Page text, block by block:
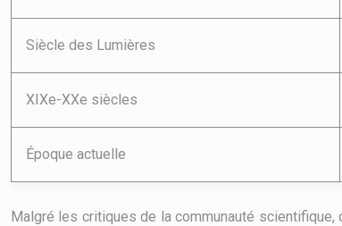
Siècle des Lumières
XIXe-XXe siècles
Époque actuelle
Malgré les critiques de la communauté